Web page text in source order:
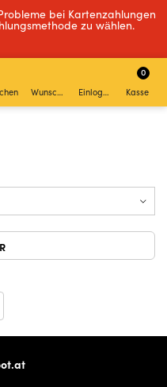
bei Kartenzahlungen
zu wählen.
Wunschliste Einloggen Kasse
0